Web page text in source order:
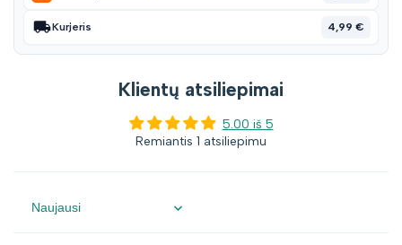
Kurjeris 4,99 €
Klientų atsiliepimai
5.00 iš 5
Remiantis 1 atsiliepimu
Sort by